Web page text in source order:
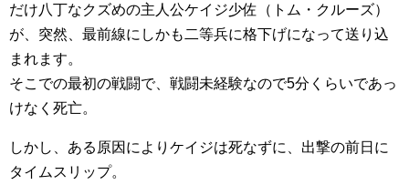
だけ八丁なクズめの主人公ケイジ少佐（トム・クルーズ）
が、突然、最前線にしかも二等兵に格下げになって送り込
まれます。
そこでの最初の戦闘で、戦闘未経験なので5分くらいであっ
けなく死亡。
しかし、ある原因によりケイジは死なずに、出撃の前日に
タイムスリップ。